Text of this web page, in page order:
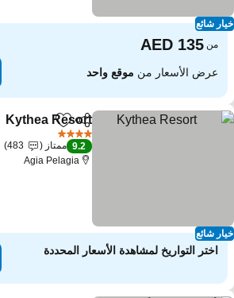
شائع
من
عرض الأسعار منموقع واحد
شائع
مشاركةto favorites
Kythea Resort
9.2 ممتاز
483
Agia Pelagia
اختر التواريخ لمشاهدة الأسعار المحددة